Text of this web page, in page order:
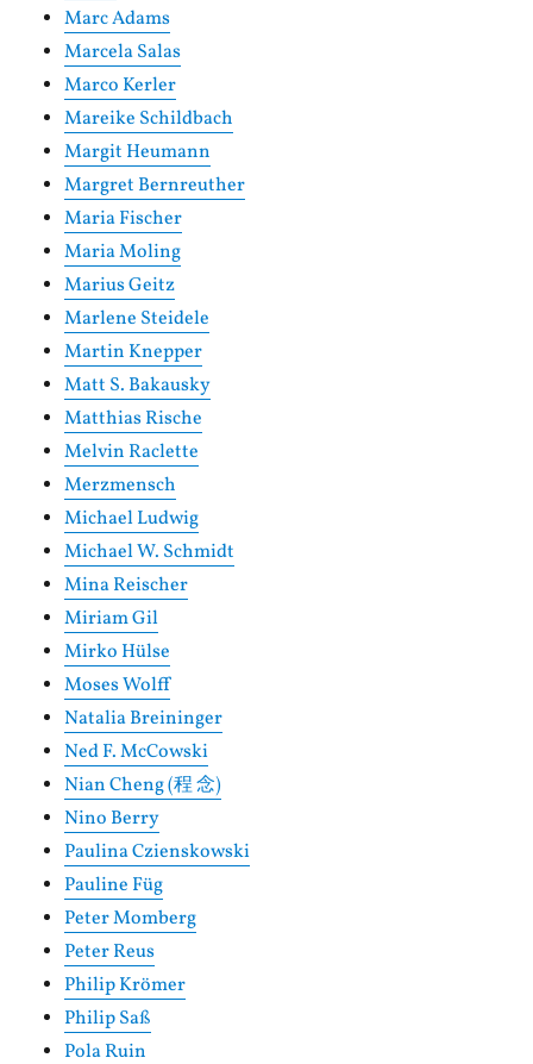
Marc Adams
Marcela Salas
Marco Kerler
Mareike Schildbach
Margit Heumann
Margret Bernreuther
Maria Fischer
Maria Moling
Marius Geitz
Marlene Steidele
Martin Knepper
Matt S. Bakausky
Matthias Rische
Melvin Raclette
Merzmensch
Michael Ludwig
Michael W. Schmidt
Mina Reischer
Miriam Gil
Mirko Hülse
Moses Wolff
Natalia Breininger
Ned F. McCowski
Nian Cheng (程 念)
Nino Berry
Paulina Czienskowski
Pauline Füg
Peter Momberg
Peter Reus
Philip Krömer
Philip Saß
Pola Ruin